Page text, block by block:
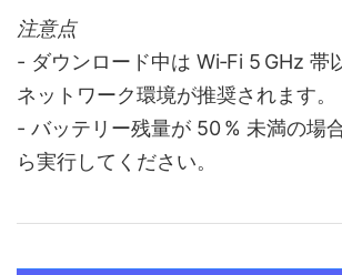
注意点
- ダウンロード中は Wi‑Fi 5 GHz 帯
ネットワーク環境が推奨されます。
- バッテリー残量が 50 % 未満の場
ら実行してください。